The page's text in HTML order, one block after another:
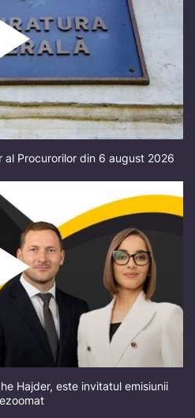
al Procurorilor din 6 august 2026
Hajder, este invitatul emisiunii